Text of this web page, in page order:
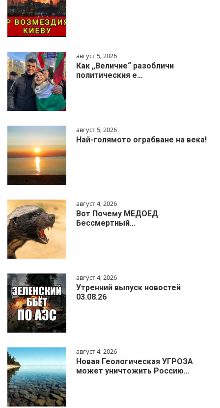
август 5, 2026
Как „Величие“ разобличи
политическия е…
август 5, 2026
Най-голямото ограбване на века!
август 4, 2026
Вот Почему МЕДОЕД
Бессмертный…
август 4, 2026
Утренний выпуск новостей
03.08.26
август 4, 2026
Новая Геологическая УГРОЗА
может уничтожить Россию…